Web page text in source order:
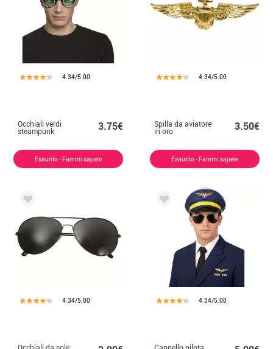
4.34/5.00
Occhiali verdi
steampunk 3.75€
Esaurito - Fammi sapere
4.34/5.00
Spilla da aviatore
in oro 3.50€
Esaurito - Fammi sapere
4.34/5.00 4.34/5.00